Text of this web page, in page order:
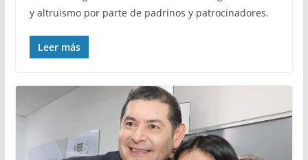
y altruismo por parte de padrinos y patrocinadores.
Leer más